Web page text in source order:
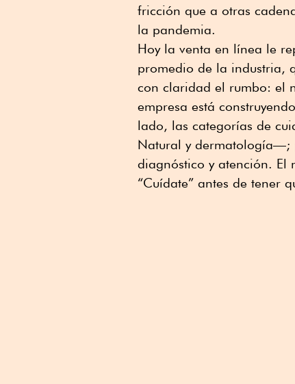
fricción que a otras
la pandemia.
Hoy la venta en línea le
promedio de la industria,
con claridad el rumbo: el
empresa está
lado, las categorías de
Natural y dermatología—;
diagnóstico y atención. El
“Cuídate” antes de tener